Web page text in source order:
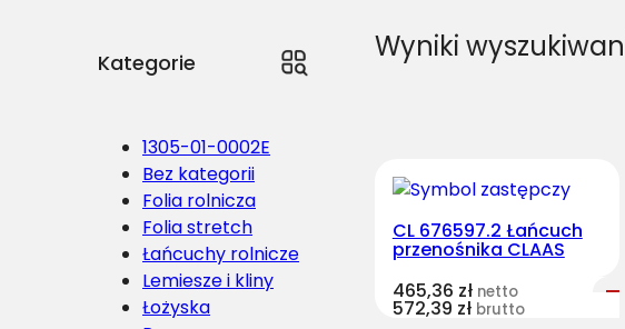
Kategorie
1305-01-0002E
Bez kategorii
Folia rolnicza
Folia stretch
Łańcuchy rolnicze
Lemiesze i kliny
Łożyska
Wyniki
CL 676597.2 Łańcuch
przenośnika CLAAS
465,36 zł netto
572,39 zł brutto